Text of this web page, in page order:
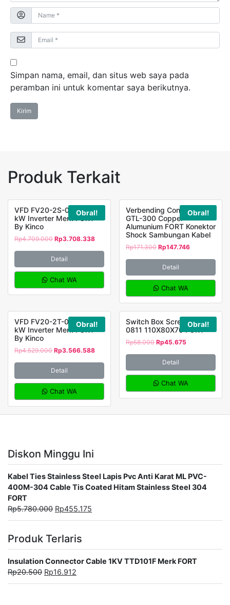
Simpan nama, email, dan situs web saya pada
peramban ini untuk komentar saya berikutnya.
Produk Terkait
Obral!
VFD FV20-2S-0022G 2,2
kW Inverter Merk FORT
By Kinco
Rp4.709.000 Rp3.708.338
Detail
Chat WA
Obral!
Verbending Connector
GTL-300 Copper
Alumunium FORT Konektor
Shock Sambungan Kabel
Rp171.300 Rp147.746
Detail
Chat WA
Obral!
VFD FV20-2T-0015G 1,5
kW Inverter Merk FORT
By Kinco
Rp4.529.000 Rp3.566.588
Detail
Chat WA
Obral!
Switch Box Screw DS-AG-
0811 110X80X70 FORT
Rp58.000 Rp45.675
Detail
Chat WA
Diskon Minggu Ini
Kabel Ties Stainless Steel Lapis Pvc Anti Karat ML PVC-
400M-304 Cable Tis Coated Hitam Stainless Steel 304
FORT
Rp5.780.000 Rp455.175
Produk Terlaris
Insulation Connector Cable 1KV TTD101F Merk FORT
Rp20.500 Rp16.912